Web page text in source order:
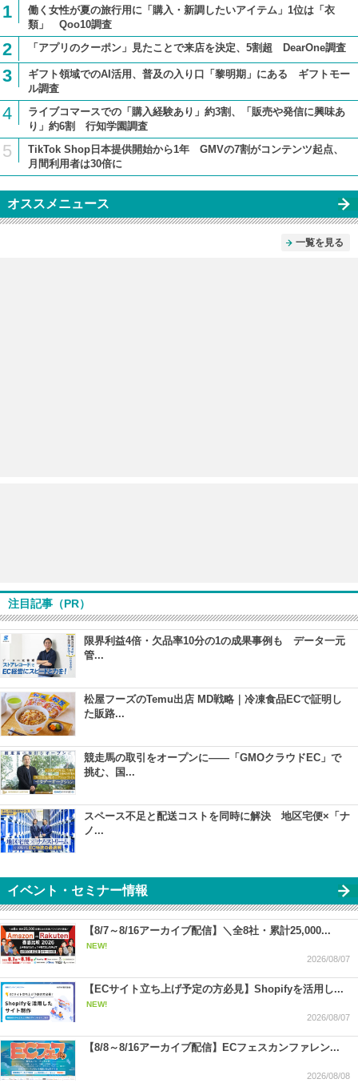
1
働く女性が夏の旅行用に「購入・新調したいアイテム」1位は「衣
類」 Qoo10調査
2 「アプリのクーポン」見たことで来店を決定、5割超 DearOne調査
3
ギフト領域でのAI活用、普及の入り口「黎明期」にある ギフトモー
ル調査
4
ライブコマースでの「購入経験あり」約3割、「販売や発信に興味あ
り」約6割 行知学園調査
5
TikTok Shop日本提供開始から1年 GMVの7割がコンテンツ起点、
月間利用者は30倍に
オススメニュース
一覧を見る
注目記事（PR）
限界利益4倍・欠品率10分の1の成果事例も データ一元
管...
松屋フーズのTemu出店 MD戦略｜冷凍食品ECで証明し
た販路...
競走馬の取引をオープンに――「GMOクラウドEC」で
挑む、国...
スペース不足と配送コストを同時に解決 地区宅便×「ナ
ノ...
イベント・セミナー情報
【8/7～8/16アーカイブ配信】＼全8社・累計25,000...
NEW!
2026/08/07
【ECサイト立ち上げ予定の方必見】Shopifyを活用し...
NEW!
2026/08/07
【8/8～8/16アーカイブ配信】ECフェスカンファレン...
2026/08/08